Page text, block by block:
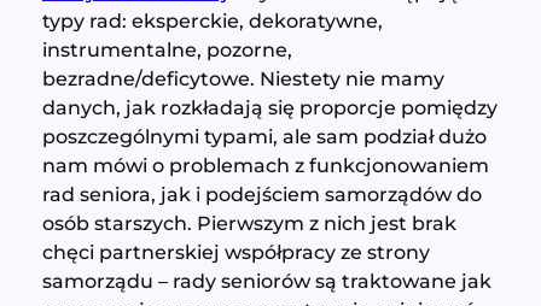
typy rad: eksperckie, dekoratywne,
instrumentalne, pozorne,
bezradne/deficytowe. Niestety nie mamy
danych, jak rozkładają się proporcje pomiędzy
poszczególnymi typami, ale sam podział dużo
nam mówi o problemach z funkcjonowaniem
rad seniora, jak i podejściem samorządów do
osób starszych. Pierwszym z nich jest brak
chęci partnerskiej współpracy ze strony
samorządu – rady seniorów są traktowane jak